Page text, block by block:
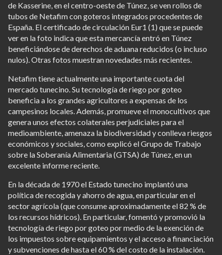
de Kasserine, en el centro-oeste de Túnez, se ven rollos de
tubos de Netafim con goteros integrados procedentes de
España. El certificado de circulación Eur1 (1) que se puede
ver en la foto indica que esta mercancía entró en Túnez
beneficiándose de derechos de aduana reducidos (o incluso
nulos). Otras fotos muestran novedades más recientes.
Netafim tiene actualmente una importante cuota del
mercado tunecino. Su tecnología de riego por goteo
beneficia a los grandes agricultores a expensas de los
campesinos locales. Además, promueve el monocultivos que
genera unos efectos colaterales perjudiciales para el
medioambiente, amenaza la biodiversidad y conlleva riesgos
económicos y sociales, como explicó el Grupo de Trabajo
sobre la Soberanía Alimentaria (GTSA) de Túnez, en un
excelente informe reciente.
En la década de 1970 el Estado tunecino implantó una
política de recogida y ahorro de agua, en particular en el
sector agrícola (que consume aproximadamente el 82 % de
los recursos hídricos). En particular, fomentó y promovió la
tecnología de riego por goteo por medio de la exención de
los impuestos sobre equipamientos y el acceso a financiación
y subvenciones de hasta el 60 % del costo de la instalación.